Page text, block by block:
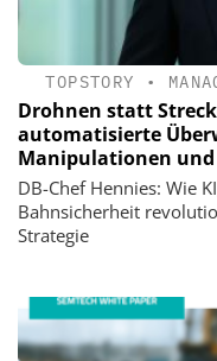
TOPSTORY •
Drohnen statt
automatisierte
Manipulationen
DB-Chef Hennies: Wie
Bahnsicherheit
Strategie